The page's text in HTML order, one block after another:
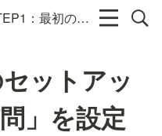
STEP1：最初のセットアップ「個人情報質問」を設定する
ットアッ
」を設定